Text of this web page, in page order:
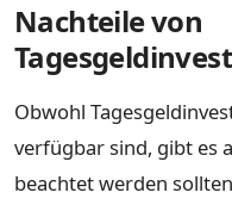
Nachteile von
Obwohl
verfügbar sind, gibt es
beachtet werden